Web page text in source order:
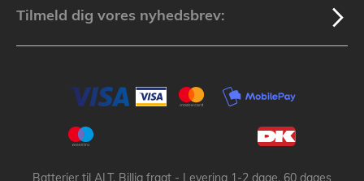
Tilmeld dig vores nyhedsbrev:
Batterier til ALT, Billig fragt - Levering 1-2 dage, 60 dages